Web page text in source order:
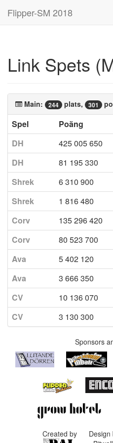
Flipper-SM 2018
Link Spets
Main: 244 plats, 301
Spel Poäng
DH
425 005 650
DH 81 195 330
Shrek 6 310 900
Shrek 1 816 480
Corv 135 296 420
Corv 80 523 700
Ava 5 402 120
Ava 3 666 350
CV 10 136 070
CV 3 130 300
Sponsors
Created by
Design